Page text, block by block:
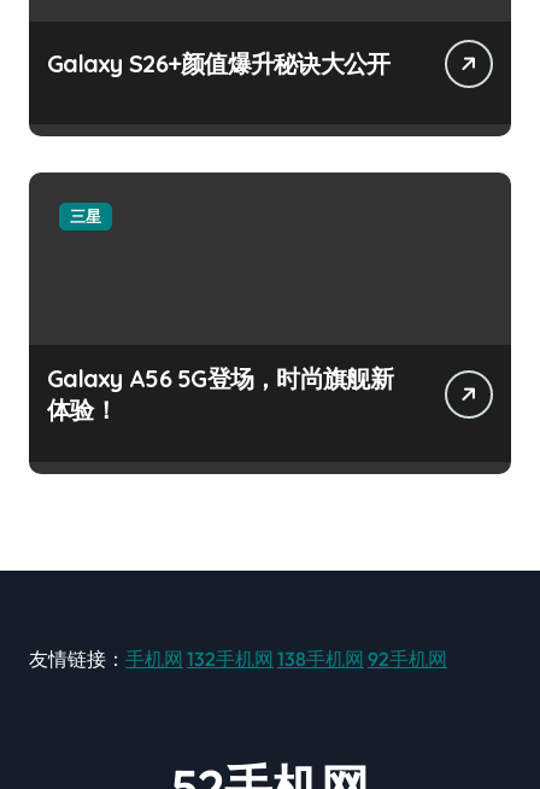
Galaxy S26+颜值爆升秘诀大公开
三星
Galaxy A56 5G登场，时尚旗舰新
体验！
友情链接： 手机网 132手机网 138手机网 92手机网